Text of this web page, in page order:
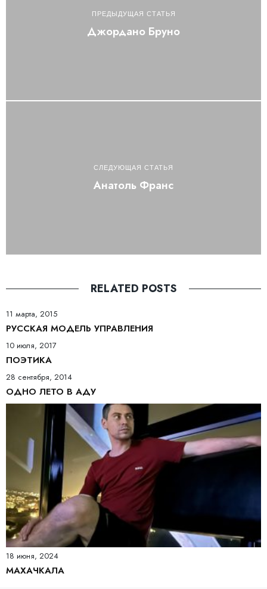
ПРЕДЫДУЩАЯ СТАТЬЯ
Джордано Бруно
СЛЕДУЮЩАЯ СТАТЬЯ
Анатоль Франс
RELATED POSTS
11 марта, 2015
РУССКАЯ МОДЕЛЬ УПРАВЛЕНИЯ
10 июля, 2017
ПОЭТИКА
28 сентября, 2014
ОДНО ЛЕТО В АДУ
18 июня, 2024
МАХАЧКАЛА